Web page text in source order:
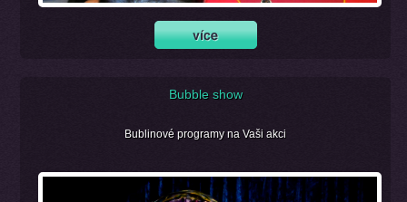
Bubble show
Bublinové programy na Vaši akci